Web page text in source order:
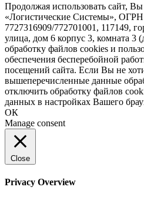
Продолжая использовать сайт,
«Логистические Системы»,
7727316909/772701001, 117149,
улица, дом 6 корпус 3, комната 3
обработку файлов cookies и
обеспечения бесперебойной
посещений сайта. Если Вы не
вышеперечисленные данные
отключить обработку файлов
данных в настройках Вашего
ОК
Manage consent
Close
Privacy Overview